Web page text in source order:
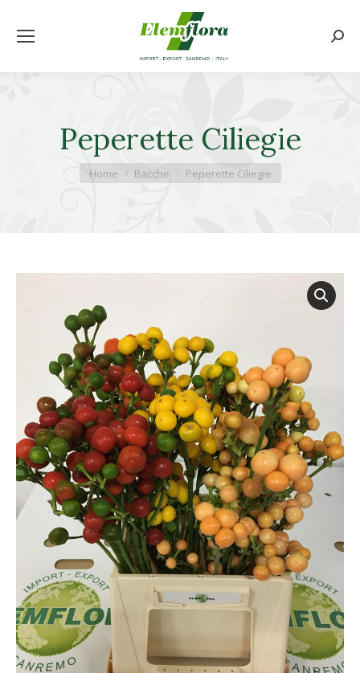
Peperette Ciliegie
Tu sei qui:
Home Bacche Peperette Ciliegie